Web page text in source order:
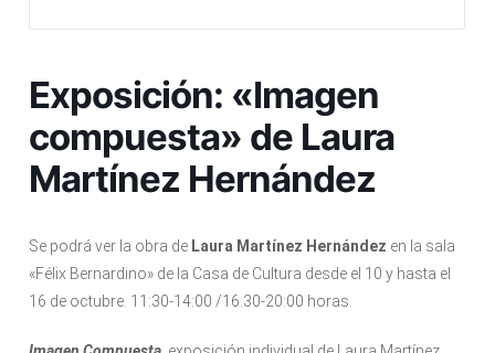
Exposición: «Imagen
compuesta» de Laura
Martínez Hernández
Se podrá ver la obra de Laura Martínez Hernández en la sala
«Félix Bernardino» de la Casa de Cultura desde el 10 y hasta el
16 de octubre. 11:30-14:00 /16:30-20:00 horas.